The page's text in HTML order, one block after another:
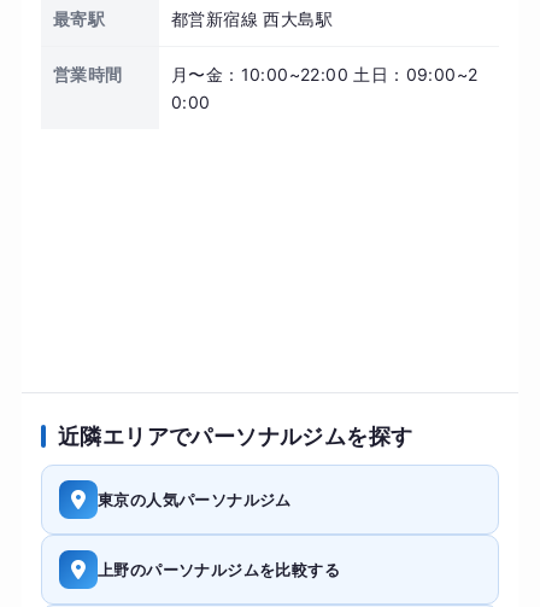
最寄駅 都営新宿線 西大島駅
営業時間
月〜金：10:00~22:00 土日：09:00~2
0:00
近隣エリアでパーソナルジムを探す
東京の人気パーソナルジム
上野のパーソナルジムを比較する